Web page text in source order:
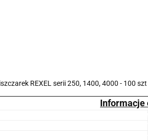
REXEL serii 250, 1400, 4000 - 100 szt
Informacje